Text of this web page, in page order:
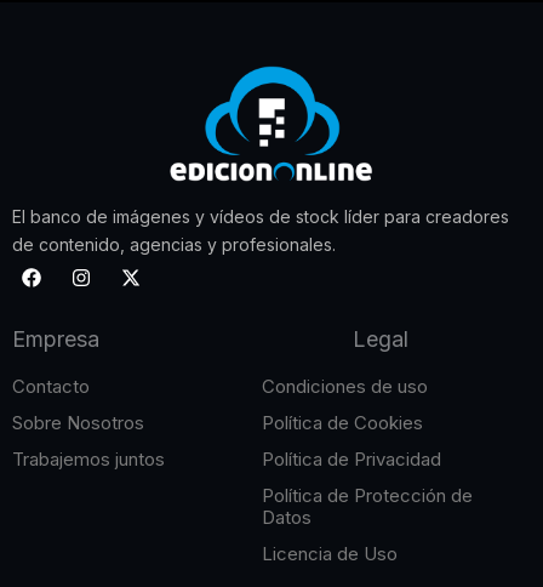
El banco de imágenes y vídeos de stock líder para creadores
de contenido, agencias y profesionales.
F
a
b
o
I
n
a
r
m
X
-
r
Empresa
Contacto
Sobre Nosotros
Trabajemos juntos
Legal
Condiciones de uso
Política de Cookies
Política de Privacidad
Política de Protección de
Datos
Licencia de Uso